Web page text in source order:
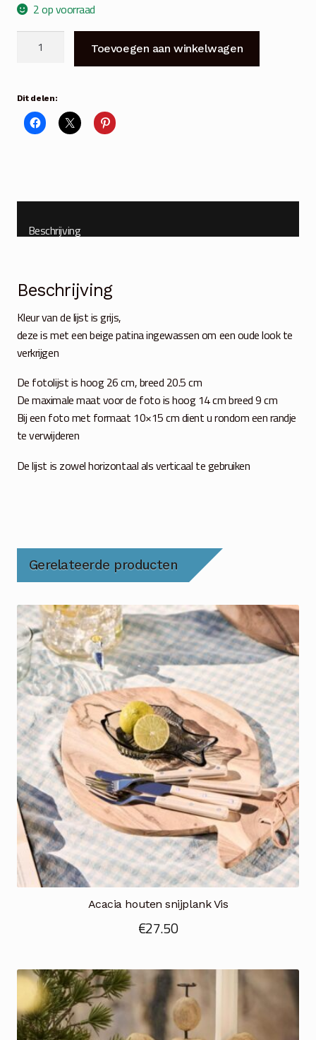
2 op voorraad
26x20
cm
voor
aantal
Toevoegen aan winkelwagen
Dit delen:
Beschrijving
Beschrijving
Kleur van de lijst is grijs,
deze is met een beige patina ingewassen om een oude look te
verkrijgen
De fotolijst is hoog 26 cm, breed 20.5 cm
De maximale maat voor de foto is hoog 14 cm breed 9 cm
Bij een foto met formaat 10×15 cm dient u rondom een randje
te verwijderen
De lijst is zowel horizontaal als verticaal te gebruiken
Gerelateerde producten
Acacia houten snijplank Vis
€27.50